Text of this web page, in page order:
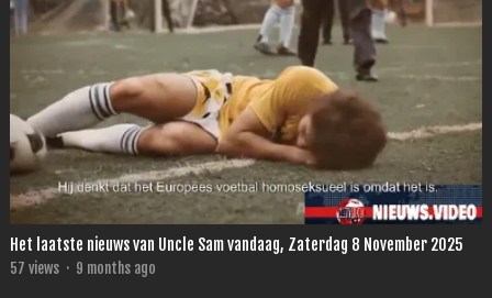
Het laatste nieuws van Uncle Sam vandaag, Zaterdag 8 November 2025
57 views · 9 months ago